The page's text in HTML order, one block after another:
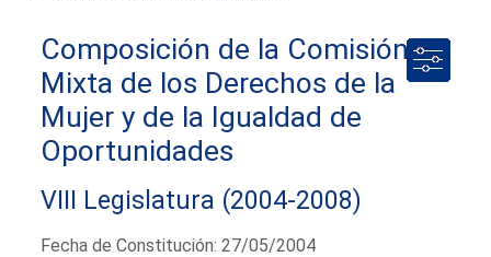
Composición de la Comisión
Mixta de los Derechos de la
Mujer y de la Igualdad de
Oportunidades
VIII Legislatura (2004-2008)
Fecha de Constitución: 27/05/2004